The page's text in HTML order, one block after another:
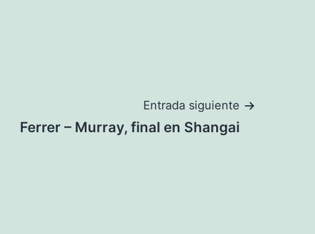
Entrada siguiente
Ferrer – Murray, final en Shangai